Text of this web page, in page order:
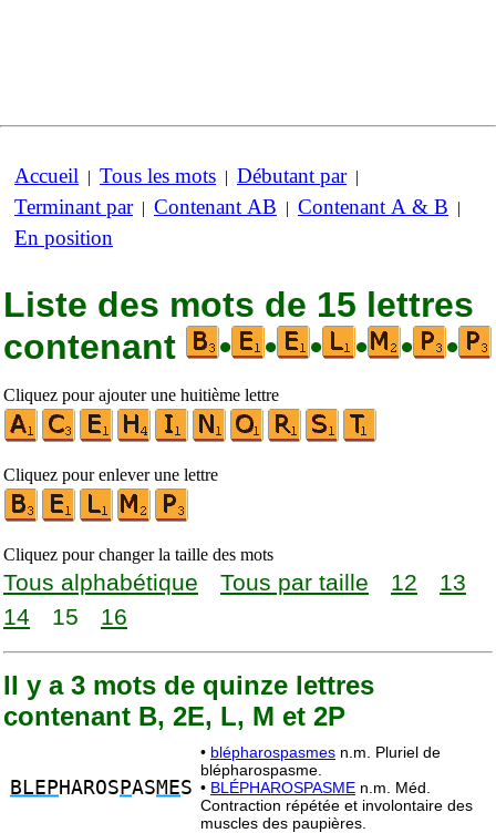
Accueil | Tous les mots | Débutant par|
Terminant par| Contenant AB | Contenant A & B |
En position
Liste des mots de 15 lettres
contenant
• • • • • •
Cliquez pour ajouter une huitième lettre
Cliquez pour enlever une lettre
Cliquez pour changer la taille des mots
Tous alphabétique Tous par taille 12
13
14
15 16
Il y a 3 mots de quinze lettres
contenant B, 2E, L, M et 2P
BLEP HAROS PASMES
• blépharospasmes n.m. Pluriel de
blépharospasme.
• BLÉPHAROSPASME n.m. Méd.
Contraction répétée et involontaire des
muscles des paupières.